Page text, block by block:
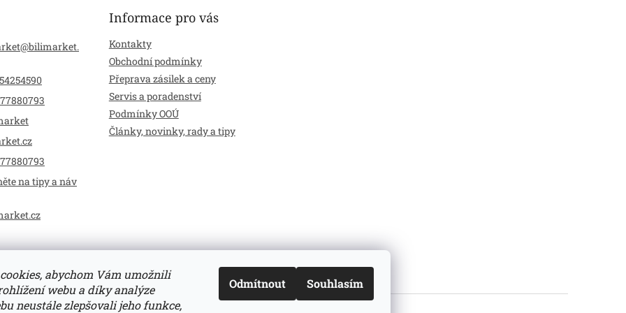
abychom Vám umožnili
webu a díky analýze
neustále zlepšovali jeho funkce,
Odmítnout Souhlasím
@bilimarket.
na tipy a náv
Informace pro vás
Kontakty
Obchodní podmínky
Přeprava zásilek a ceny
Servis a poradenství
Podmínky OOÚ
Články, novinky, rady a tipy